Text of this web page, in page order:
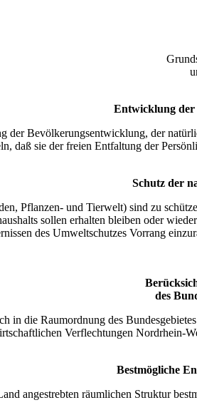
Entwicklung der
der Bevölkerungsentwicklung, der
daß sie der freien Entfaltung der
Schutz der
Pflanzen- und Tierwelt) sind zu
sollen erhalten bleiben oder
des Umweltschutzes Vorrang
des
in die Raumordnung des
Verflechtungen Nordrhein-
Bestmögliche
angestrebten räumlichen Struktur